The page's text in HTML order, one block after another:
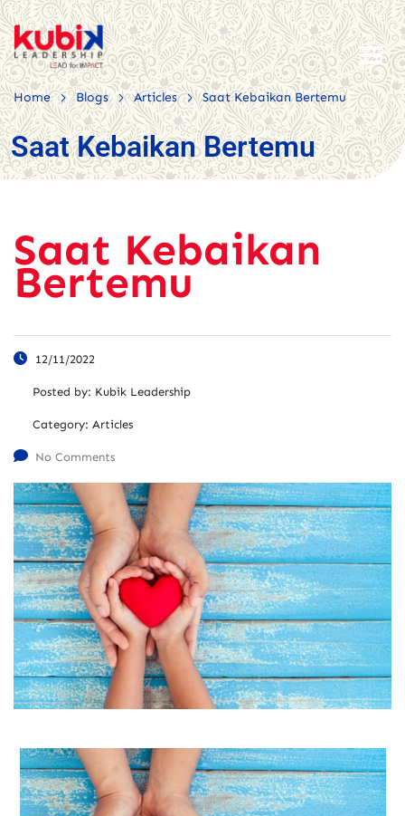
Home > Blogs > Articles > Saat Kebaikan Bertemu
Saat Kebaikan Bertemu
Saat Kebaikan
Bertemu
12/11/2022
Posted by: Kubik Leadership
Category: Articles
No Comments